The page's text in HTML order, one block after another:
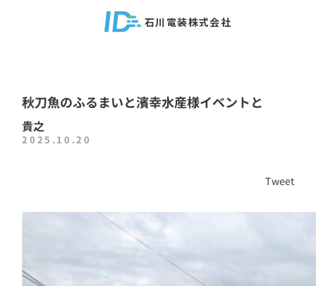
石川電装株式会社
秋刀魚のふるまいと濱幸水産様イベントと
貴之
2025.10.20
Tweet